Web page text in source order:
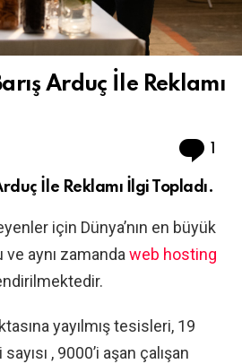
Arduç İle Reklamı
İle Reklamı İlgi Topladı.
için Dünya’nın en büyük
ve aynı zamanda web hosting
yayılmış tesisleri, 19
, 9000’i aşan çalışan